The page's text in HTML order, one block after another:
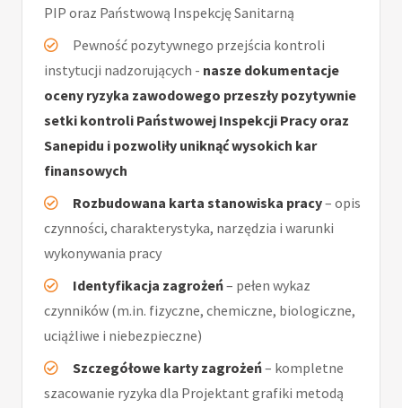
PIP oraz Państwową Inspekcję Sanitarną
Pewność pozytywnego przejścia kontroli
instytucji nadzorujących - nasze dokumentacje
oceny ryzyka zawodowego przeszły pozytywnie
setki kontroli Państwowej Inspekcji Pracy oraz
Sanepidu i pozwoliły uniknąć wysokich kar
finansowych
Rozbudowana karta stanowiska pracy– opis
czynności, charakterystyka, narzędzia i warunki
wykonywania pracy
Identyfikacja zagrożeń– pełen wykaz
czynników (m.in. fizyczne, chemiczne, biologiczne,
uciążliwe i niebezpieczne)
Szczegółowe karty zagrożeń– kompletne
szacowanie ryzyka dla Projektant grafiki metodą